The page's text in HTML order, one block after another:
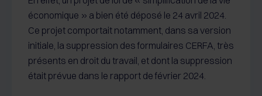
économique » a bien été déposé le 24 avril 2024.
Ce projet comportait notamment, dans sa version
initiale, la suppression des formulaires CERFA, très
présents en droit du travail, et dont la suppression
était prévue dans le rapport de février 2024.